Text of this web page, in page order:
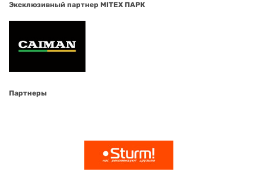
Эксклюзивный партнер MITEX ПАРК
Партнеры